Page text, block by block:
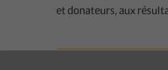
et donateurs, aux